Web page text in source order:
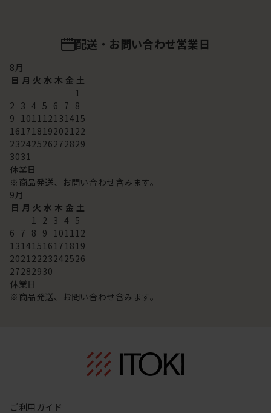
配送・お問い合わせ営業日
8月
日 月 火 水 木 金 土
1
2 3 4 5 6 7 8
9 101112131415
16171819202122
23242526272829
3031
休業日
※商品発送、お問い合わせ含みます。
9月
日 月 火 水 木 金 土
1 2 3 4 5
6 7 8 9 101112
13141516171819
20212223242526
27282930
休業日
※商品発送、お問い合わせ含みます。
ご利用ガイド